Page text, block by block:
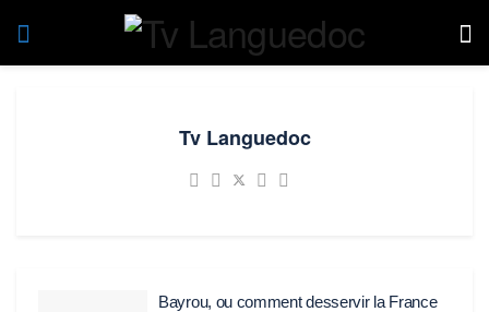
Tv Languedoc
Bayrou, ou comment desservir la France